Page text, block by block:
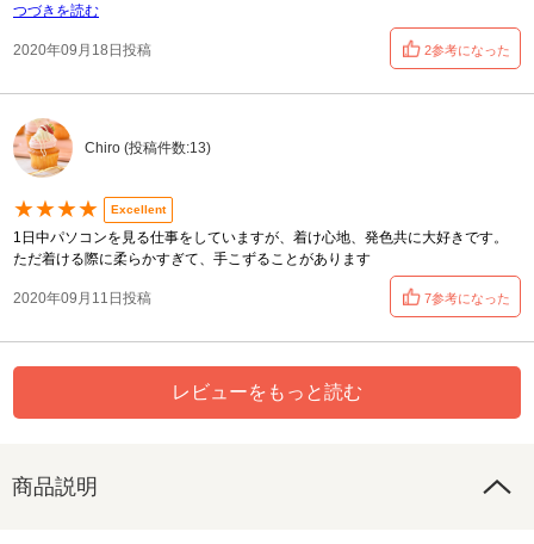
つづきを読む
2020年09月18日投稿 2参考になった
Chiro (投稿件数:13)
★★★★ Excellent
1日中パソコンを見る仕事をしていますが、着け心地、発色共に大好きです。
ただ着ける際に柔らかすぎて、手こずることがあります
2020年09月11日投稿 7参考になった
レビューをもっと読む
商品説明